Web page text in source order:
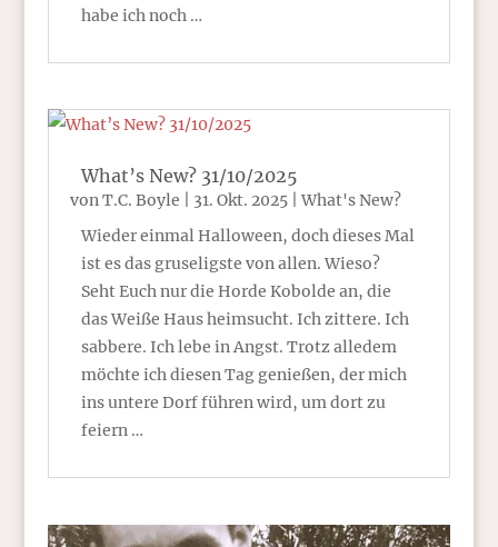
habe ich noch …
What’s New? 31/10/2025
vonT.C. Boyle 31. Okt. 2025|What's New?
Wieder einmal Halloween, doch dieses Mal
ist es das gruseligste von allen. Wieso?
Seht Euch nur die Horde Kobolde an, die
das Weiße Haus heimsucht. Ich zittere. Ich
sabbere. Ich lebe in Angst. Trotz alledem
möchte ich diesen Tag genießen, der mich
ins untere Dorf führen wird, um dort zu
feiern …